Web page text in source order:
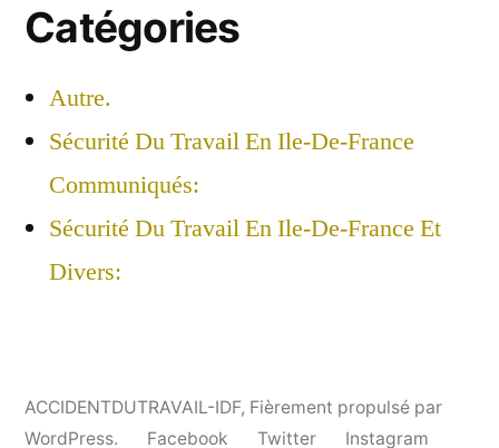
Catégories
Autre.
Sécurité Du Travail En Ile-De-France
Communiqués:
Sécurité Du Travail En Ile-De-France Et
Divers:
ACCIDENTDUTRAVAIL-IDF, Fièrement propulsé par
WordPress.
Facebook Twitter Instagram